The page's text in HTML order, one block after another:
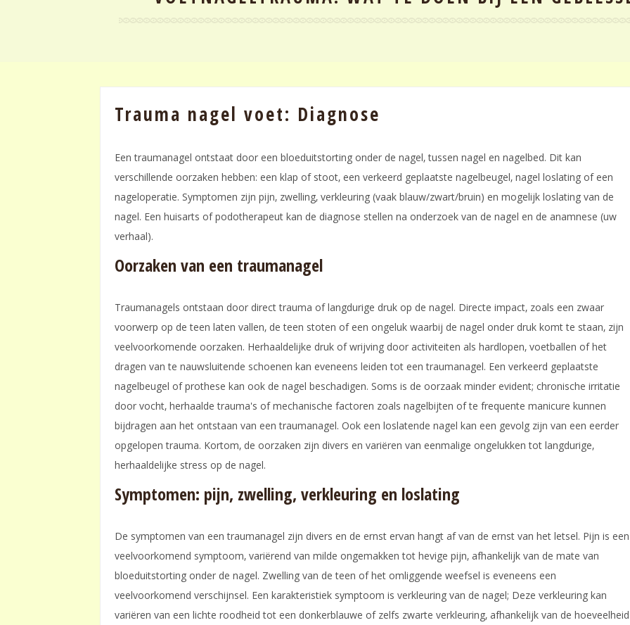
Trauma nagel voet: Diagnose
Een traumanagel ontstaat door een bloeduitstorting onder de nagel‚ tussen nagel en nagelbed. Dit kan
verschillende oorzaken hebben: een klap of stoot‚ een verkeerd geplaatste nagelbeugel‚ nagel loslating of een
nageloperatie. Symptomen zijn pijn‚ zwelling‚ verkleuring (vaak blauw/zwart/bruin) en mogelijk loslating van de
nagel. Een huisarts of podotherapeut kan de diagnose stellen na onderzoek van de nagel en de anamnese (uw
verhaal).
Oorzaken van een traumanagel
Traumanagels ontstaan door direct trauma of langdurige druk op de nagel. Directe impact‚ zoals een zwaar
voorwerp op de teen laten vallen‚ de teen stoten of een ongeluk waarbij de nagel onder druk komt te staan‚ zijn
veelvoorkomende oorzaken. Herhaaldelijke druk of wrijving door activiteiten als hardlopen‚ voetballen of het
dragen van te nauwsluitende schoenen kan eveneens leiden tot een traumanagel. Een verkeerd geplaatste
nagelbeugel of prothese kan ook de nagel beschadigen. Soms is de oorzaak minder evident; chronische irritatie
door vocht‚ herhaalde trauma's of mechanische factoren zoals nagelbijten of te frequente manicure kunnen
bijdragen aan het ontstaan van een traumanagel. Ook een loslatende nagel kan een gevolg zijn van een eerder
opgelopen trauma. Kortom‚ de oorzaken zijn divers en variëren van eenmalige ongelukken tot langdurige‚
herhaaldelijke stress op de nagel.
Symptomen: pijn‚ zwelling‚ verkleuring en loslating
De symptomen van een traumanagel zijn divers en de ernst ervan hangt af van de ernst van het letsel. Pijn is een
veelvoorkomend symptoom‚ variërend van milde ongemakken tot hevige pijn‚ afhankelijk van de mate van
bloeduitstorting onder de nagel. Zwelling van de teen of het omliggende weefsel is eveneens een
veelvoorkomend verschijnsel. Een karakteristiek symptoom is verkleuring van de nagel; Deze verkleuring kan
variëren van een lichte roodheid tot een donkerblauwe of zelfs zwarte verkleuring‚ afhankelijk van de hoeveelheid